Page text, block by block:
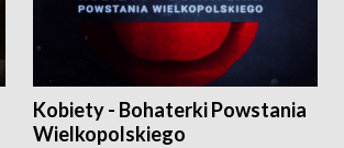
Kobiety - Bohaterki Powstania
Wielkopolskiego